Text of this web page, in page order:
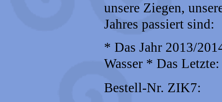
unsere Ziegen,
Jahres passiert sind:
* Das Jahr 2013/
Wasser * Das
Bestell-Nr. ZIK7: